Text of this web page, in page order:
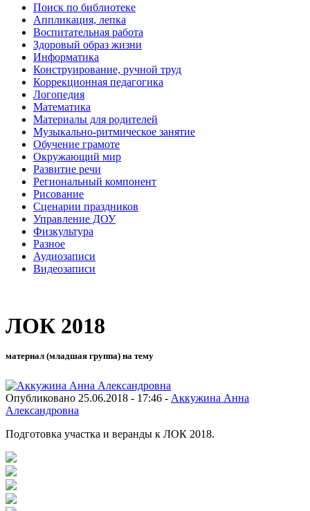
Поиск по библиотеке
Аппликация, лепка
Воспитательная работа
Здоровый образ жизни
Информатика
Конструирование, ручной труд
Коррекционная педагогика
Логопедия
Математика
Материалы для родителей
Музыкально-ритмическое занятие
Обучение грамоте
Окружающий мир
Развитие речи
Региональный компонент
Рисование
Сценарии праздников
Управление ДОУ
Физкультура
Разное
Аудиозаписи
Видеозаписи
ЛОК 2018
материал (младшая группа) на тему
Опубликовано 25.06.2018 - 17:46 - Аккужина Анна
Александровна
Подготовка участка и веранды к ЛОК 2018.